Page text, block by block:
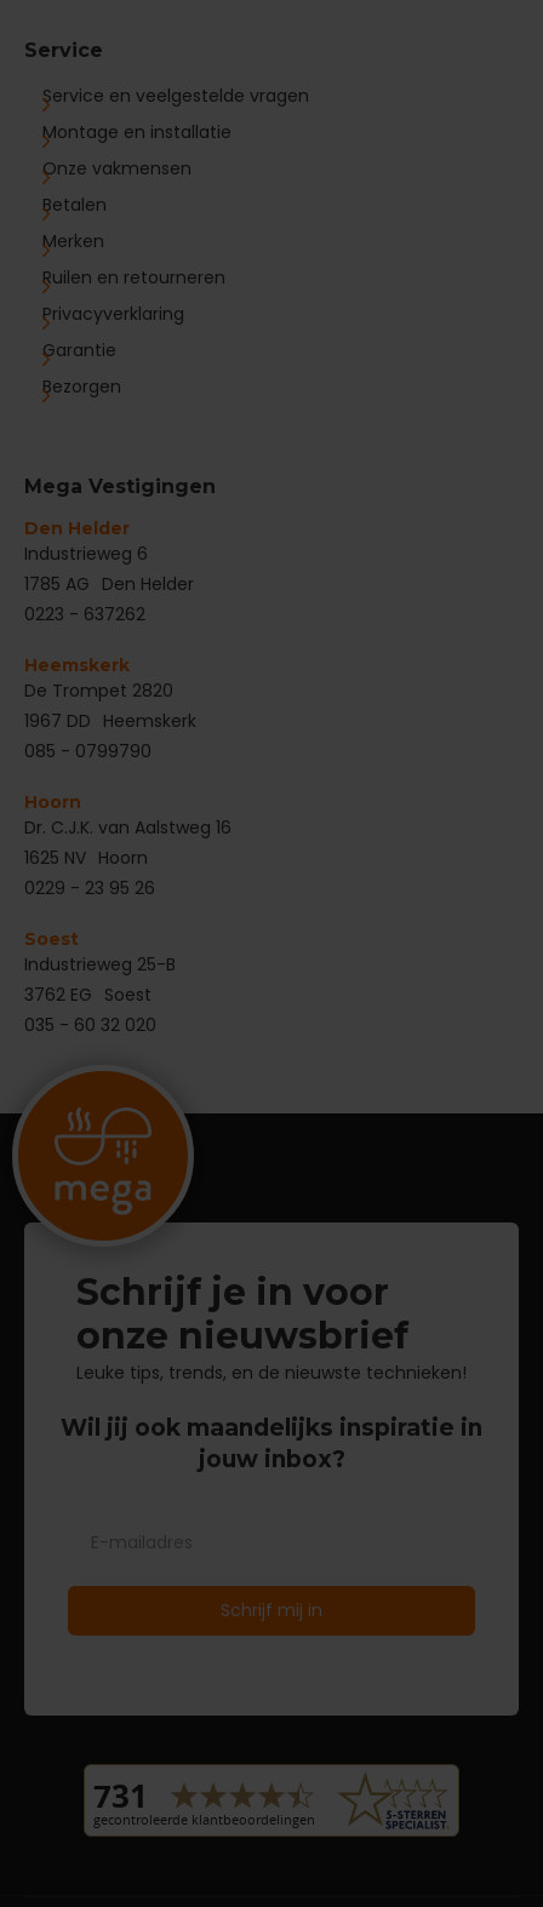
Service
Service en veelgestelde vragen
Montage en installatie
Onze vakmensen
Betalen
Merken
Ruilen en retourneren
Privacyverklaring
Garantie
Bezorgen
Mega Vestigingen
Den Helder
‌Industrieweg 6
1785 AG Den Helder
0223 - 637262
Heemskerk
De Trompet 2820
1967 DD Heemskerk
085 - 0799790
Hoorn
Dr. C.J.K. van Aalstweg 16
1625 NV Hoorn
0229 - 23 95 26
Soest
Industrieweg 25-B
3762 EG Soest
035 - 60 32 020
Schrijf je in voor
onze nieuwsbrief
Leuke tips, trends, en de nieuwste technieken!
Wil jij ook maandelijks inspiratie in
jouw inbox?